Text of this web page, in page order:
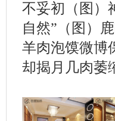
不妥初（图）
自然”（图）
羊肉泡馍微博
却揭月几肉萎